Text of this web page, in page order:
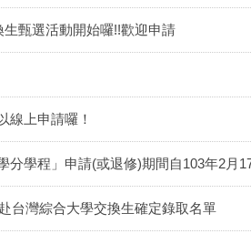
甄選活動開始囉!!歡迎申請
線上申請囉！
分學程」申請(或退修)期間自103年2月
台灣綜合大學交換生確定錄取名單